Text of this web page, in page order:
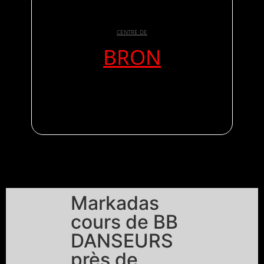
CENTRE DE
BRON
Markadas
cours de BB
DANSEURS